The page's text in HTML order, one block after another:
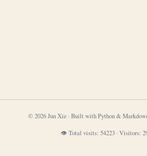
© 2026 Jun Xie · Built with Python &
👁 Total visits: 54223 · Visitors: